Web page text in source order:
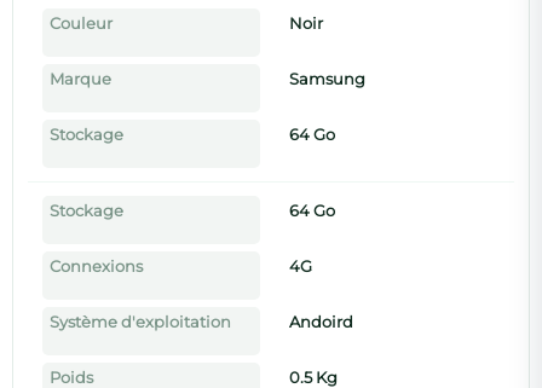
Couleur Noir
Marque Samsung
Stockage 64 Go
Stockage 64 Go
Connexions 4G
Système d'exploitation Andoird
Poids 0.5 Kg